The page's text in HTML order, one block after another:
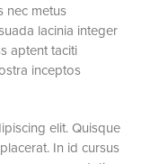
nec metus
lacinia integer
aptent taciti
inceptos
elit. Quisque
In id cursus